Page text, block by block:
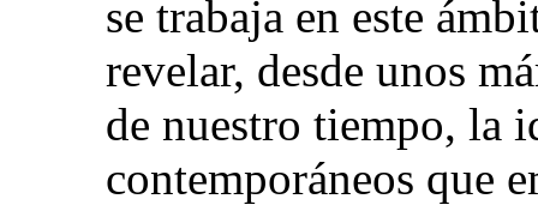
se trabaja en este
revelar, desde unos
de nuestro tiempo, la
contemporáneos que